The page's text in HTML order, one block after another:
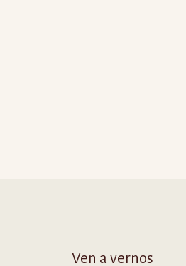
Ven a vernos